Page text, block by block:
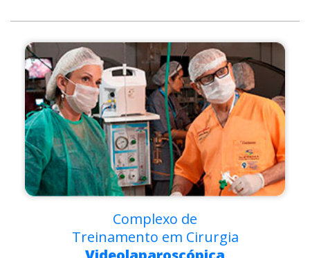
Complexo de
Treinamento em Cirurgia